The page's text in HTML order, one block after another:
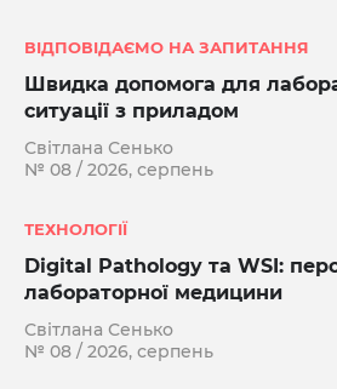
ВІДПОВІДАЄМО НА ЗАПИТАННЯ
Швидка допомога для
ситуації з приладом
Світлана Сенько
№ 08 / 2026, серпень
ТЕХНОЛОГІЇ
Digital Pathology та WSI:
лабораторної медицини
Світлана Сенько
№ 08 / 2026, серпень